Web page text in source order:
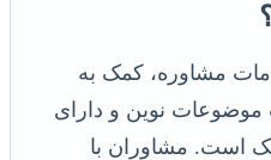
مشاوره، کمک به
موضوعات نوین و دارای
است. مشاوران با